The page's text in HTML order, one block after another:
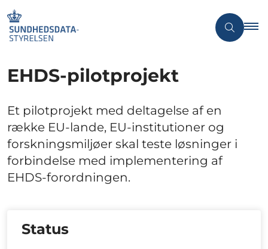
EHDS-pilotprojekt
Et pilotprojekt med deltagelse af en
række EU-lande, EU-institutioner og
forskningsmiljøer skal teste løsninger i
forbindelse med implementering af
EHDS-forordningen.
Status